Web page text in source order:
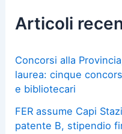
Articoli
Concorsi alla
laurea: cinque
e bibliotecari
FER assume Capi
patente B, stipendio